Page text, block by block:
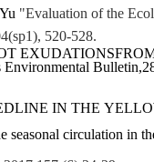
"Evaluation of the
520-528.
EXUDATIONS
Environmental Bulletin,
IN THE
circulation in